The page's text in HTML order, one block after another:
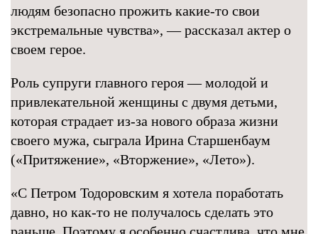
людям безопасно прожить какие-то свои
экстремальные чувства», — рассказал актер о
своем герое.
Роль супруги главного героя — молодой и
привлекательной женщины с двумя детьми,
которая страдает из-за нового образа жизни
своего мужа, сыграла Ирина Старшенбаум
(«Притяжение», «Вторжение», «Лето»).
«С Петром Тодоровским я хотела поработать
давно, но как-то не получалось сделать это